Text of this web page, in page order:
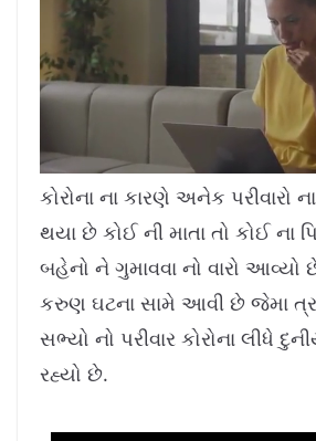
n
m
u
t
d
e
:
1
%
કોરોના ના કારણે અનેક પરીવારો
થયા છે કોઈ ની માતા તો કોઈ ના
બહેનો ને ગુમાવવા નો વારો આવ્યો
કરુણ ઘટના સામે આવી છે જેમા
સભ્યો નો પરીવાર કોરોના લીધે
રહ્યો છે.